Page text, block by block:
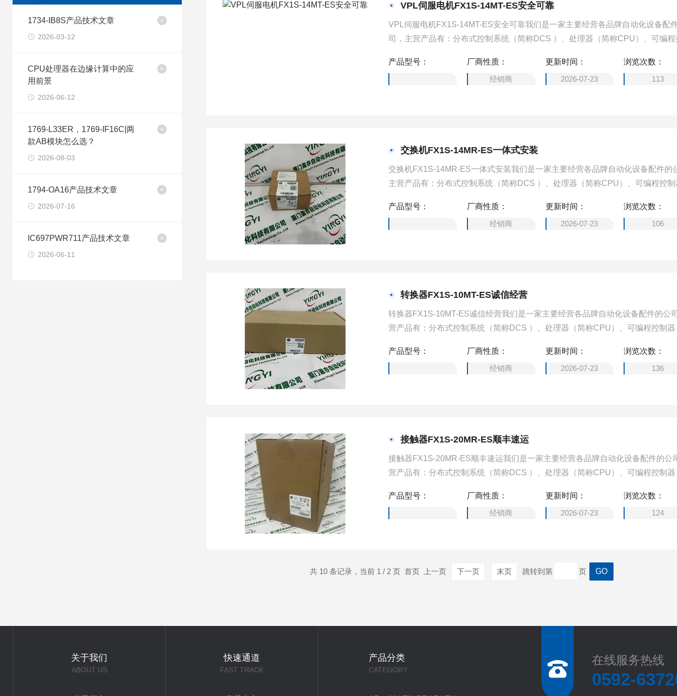
1734-IB8S产品技术文章
2026-03-12
CPU处理器在边缘计算中的应
用前景
2026-06-12
1769-L33ER，1769-IF16C|两
款AB模块怎么选？
2026-08-03
1794-OA16产品技术文章
2026-07-16
IC697PWR711产品技术文章
2026-06-11
VPL伺服电机FX1S-14MT-ES安全可靠
VPL伺服电机FX1S-14MT-ES安全可靠我们是一家主要经营各品牌自动化设备配
司，主营产品有：分布式控制系统（简称DCS ）、处理器（简称CPU）、可编
频器等一些工业自动化设备配件。
产品型号：
厂商性质：
经销商
更新时间：
2026-07-23
浏览次数：
113
交换机FX1S-14MR-ES一体式安装
交换机FX1S-14MR-ES一体式安装我们是一家主要经营各品牌自动化设备配件的
主营产品有：分布式控制系统（简称DCS ）、处理器（简称CPU）、可编程控
等一些工业自动化设备配件。
产品型号：
厂商性质：
经销商
更新时间：
2026-07-23
浏览次数：
106
转换器FX1S-10MT-ES诚信经营
转换器FX1S-10MT-ES诚信经营我们是一家主要经营各品牌自动化设备配件的公
营产品有：分布式控制系统（简称DCS ）、处理器（简称CPU）、可编程控制
一些工业自动化设备配件。
产品型号：
厂商性质：
经销商
更新时间：
2026-07-23
浏览次数：
136
接触器FX1S-20MR-ES顺丰速运
接触器FX1S-20MR-ES顺丰速运我们是一家主要经营各品牌自动化设备配件的公
营产品有：分布式控制系统（简称DCS ）、处理器（简称CPU）、可编程控制
一些工业自动化设备配件。
产品型号：
厂商性质：
经销商
更新时间：
2026-07-23
浏览次数：
124
共 10 条记录，当前 1 / 2 页 首页 上一页 下一页 末页 跳转到第 页
关于我们
ABOUT US
快速通道
FAST TRACK
产品分类
CATEGORY
在线服务热线
0592-